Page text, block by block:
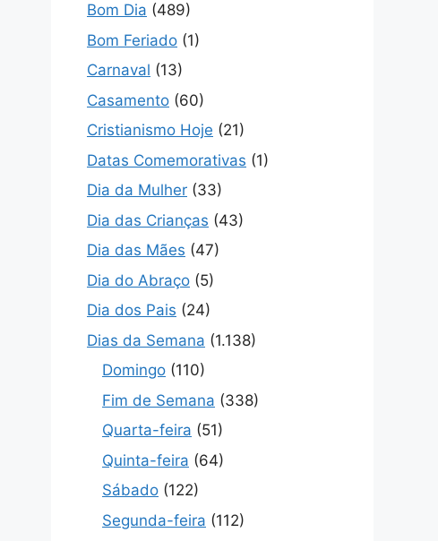
Bom Dia (489)
Bom Feriado (1)
Carnaval (13)
Casamento (60)
Cristianismo Hoje (21)
Datas Comemorativas (1)
Dia da Mulher (33)
Dia das Crianças (43)
Dia das Mães (47)
Dia do Abraço (5)
Dia dos Pais (24)
Dias da Semana (1.138)
Domingo (110)
Fim de Semana (338)
Quarta-feira (51)
Quinta-feira (64)
Sábado (122)
Segunda-feira (112)